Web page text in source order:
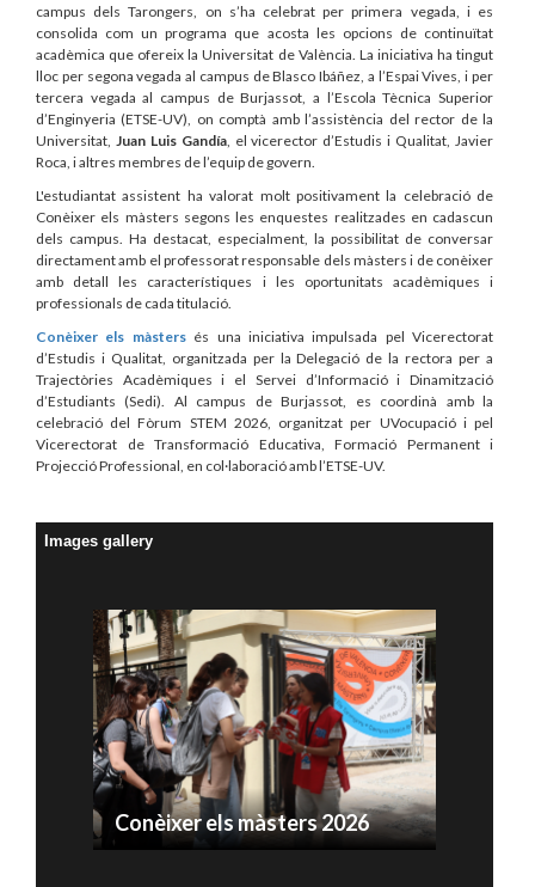
campus dels Tarongers, on s’ha celebrat per primera vegada, i es
consolida com un programa que acosta les opcions de continuïtat
acadèmica que ofereix la Universitat de València. La iniciativa ha tingut
lloc per segona vegada al campus de Blasco Ibáñez, a l’Espai Vives, i per
tercera vegada al campus de Burjassot, a l’Escola Tècnica Superior
d’Enginyeria (ETSE-UV), on comptà amb l’assistència del rector de la
Universitat, Juan Luis Gandía, el vicerector d’Estudis i Qualitat, Javier
Roca, i altres membres de l’equip de govern.
L'estudiantat assistent ha valorat molt positivament la celebració de
Conèixer els màsters segons les enquestes realitzades en cadascun
dels campus. Ha destacat, especialment, la possibilitat de conversar
directament amb el professorat responsable dels màsters i de conèixer
amb detall les característiques i les oportunitats acadèmiques i
professionals de cada titulació.
Conèixer els màstersés una iniciativa impulsada pel Vicerectorat
d’Estudis i Qualitat, organitzada per la Delegació de la rectora per a
Trajectòries Acadèmiques i el Servei d’Informació i Dinamització
d’Estudiants (Sedi). Al campus de Burjassot, es coordinà amb la
celebració del Fòrum STEM 2026, organitzat per UVocupació i pel
Vicerectorat de Transformació Educativa, Formació Permanent i
Projecció Professional, en col·laboració amb l’ETSE-UV.
Images gallery
Conèixer els màsters 2026